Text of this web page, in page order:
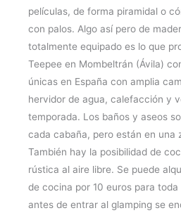
películas, de forma piramidal o
con palos. Algo así pero de
totalmente equipado es lo que
Teepee en Mombeltrán (Ávila)
únicas en España con amplia
hervidor de agua, calefacción y
temporada. Los baños y aseos
cada cabaña, pero están en una
También hay la posibilidad de
rústica al aire libre. Se puede
de cocina por 10 euros para
antes de entrar al glamping se